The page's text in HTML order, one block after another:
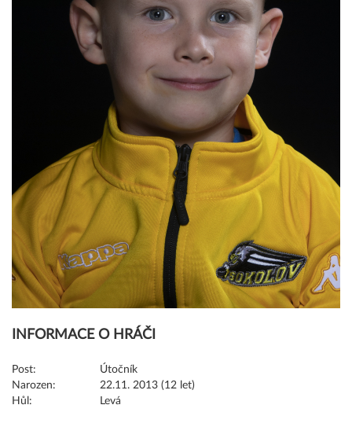
INFORMACE O HRÁČI
Post:
Útočník
Narozen:
22.11. 2013 (12 let)
Hůl:
Levá